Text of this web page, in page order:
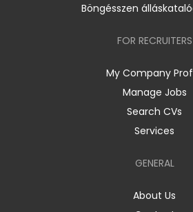
Böngésszen
FOR RECRUITERS
My Company
Manage Jobs
Search CVs
Services
GENERAL
About Us